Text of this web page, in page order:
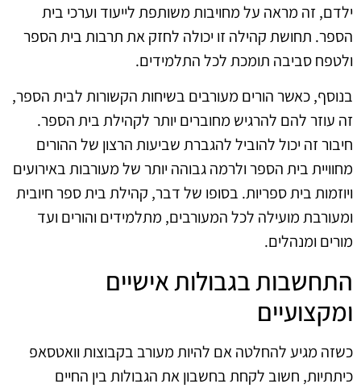
ילדם, זה מראה על מחויבות משותפת לייעוד וערכי בית
הספר. תחושת קהילה זו יכולה לחזק את תרבות בית הספר
ולטפח סביבה תומכת לכל התלמידים.
בנוסף, כאשר הורים מעורבים בשיחות הקשורות לבית הספר,
זה עוזר להם להרגיש מחוברים יותר לקהילת בית הספר.
חיבור זה יכול להוביל להגברת שביעות הרצון של ההורים
מחוויית בית הספר ולרמה גבוהה יותר של מעורבות באירועים
ויוזמות בית ספריות. בסופו של דבר, קהילת בית ספר חיובית
ומעורבת מועילה לכל המעורבים, מתלמידים והורים ועד
מורים ומנהלים.
התחשבות בגבולות אישיים
ומקצועיים
כשזה מגיע להחלטה אם להיות מעורב בקבוצות וואטסאפ
כיתתיות, חשוב לקחת בחשבון את הגבולות בין החיים